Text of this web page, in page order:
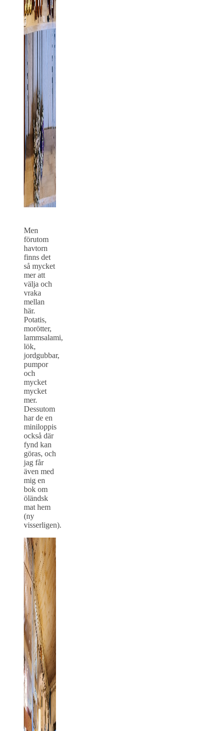
Men
förutom
havtorn
finns det
så mycket
mer att
välja och
vraka
mellan
här.
Potatis,
morötter,
lammsalami,
lök,
jordgubbar,
pumpor
och
mycket
mycket
mer.
Dessutom
har de en
miniloppis
också där
fynd kan
göras, och
jag får
även med
mig en
bok om
öländsk
mat hem
(ny
visserligen).